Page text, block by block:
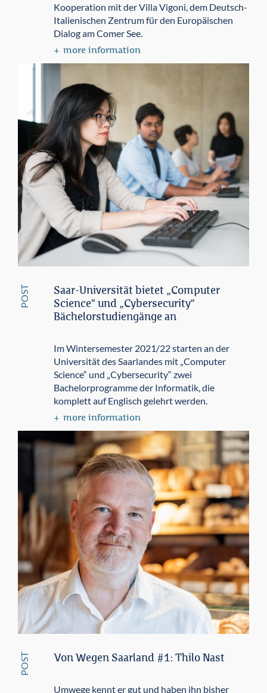
Kooperation mit der Villa Vigoni, dem Deutsch-
Italienischen Zentrum für den Europäischen
Dialog am Comer See.
more information
Saar-Universität bietet „Computer
Science“ und „Cybersecurity“
Bächelorstudiengänge an
Im Wintersemester 2021/22 starten an der
Universität des Saarlandes mit „Computer
Science“ und „Cybersecurity“ zwei
Bachelorprogramme der Informatik, die
komplett auf Englisch gelehrt werden.
more information
POST
Von Wegen Saarland #1: Thilo Nast
Umwege kennt er gut und haben ihn bisher
POST